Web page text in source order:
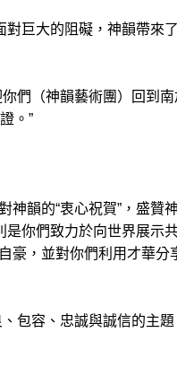
對巨大的阻礙，神韻帶來
們（神韻藝術團）回到
。”
韻的“衷心祝賀”，盛贊
是你們致力於向世界展示
豪，並對你們利用才華分
包容、忠誠與誠信的主